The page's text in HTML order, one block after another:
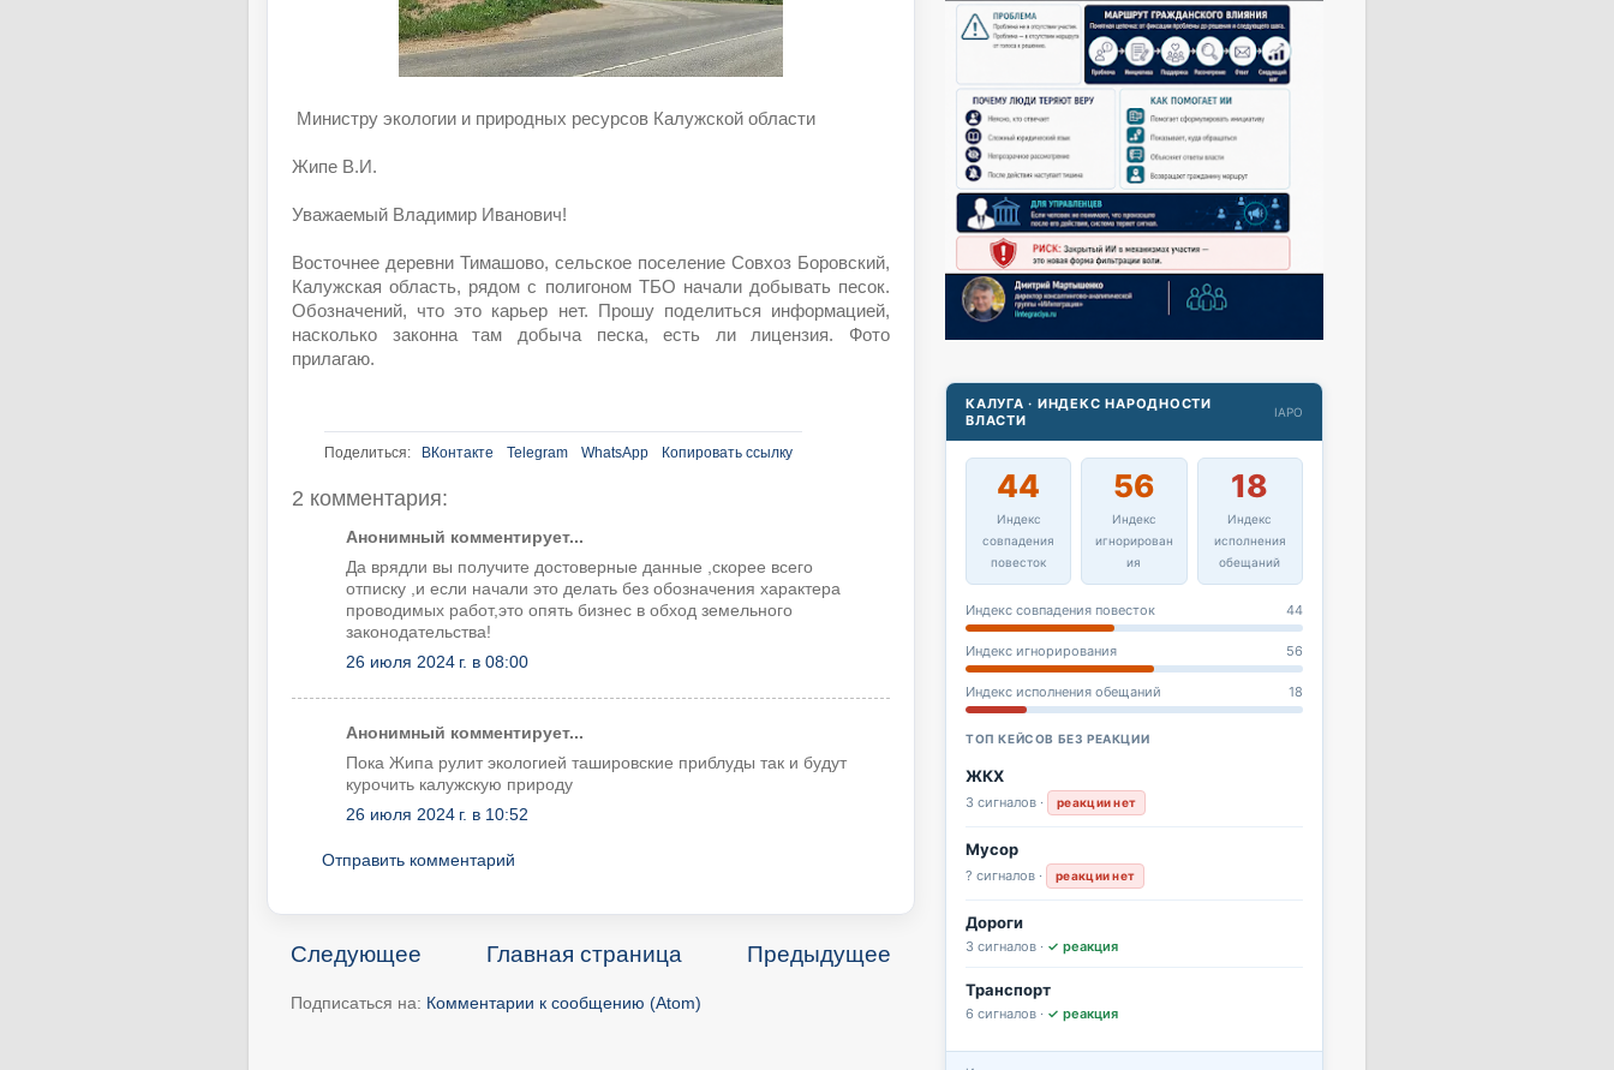
Министру экологии и природных ресурсов Калужской области
​​​​​​​​Жипе В.И.
Уважаемый Владимир Иванович!
Восточнее деревни Тимашово, сельское поселение Совхоз Боровский,
Калужская область, рядом с полигоном ТБО начали добывать песок.
Обозначений, что это карьер нет. Прошу поделиться информацией,
насколько законна там добыча песка, есть ли лицензия. Фото
прилагаю.
Поделиться: ВКонтакте Telegram WhatsApp Копировать ссылку
2 комментария:
Анонимный комментирует...
Да врядли вы получите достоверные данные ,скорее всего
отписку ,и если начали это делать без обозначения характера
проводимых работ,это опять бизнес в обход земельного
законодательства!
26 июля 2024 г. в 08:00
Анонимный комментирует...
Пока Жипа рулит экологией ташировские приблуды так и будут
курочить калужскую природу
26 июля 2024 г. в 10:52
Отправить комментарий
Следующее Предыдущее
Главная страница
Подписаться на: Комментарии к сообщению (Atom)
КАЛУГА · ИНДЕКС НАРОДНОСТИ
ВЛАСТИ
IAPO
44
Индекс
совпадения
повесток
56
Индекс
игнорирован
ия
18
Индекс
исполнения
обещаний
Индекс совпадения повесток 44
Индекс игнорирования 56
Индекс исполнения обещаний 18
ТОП КЕЙСОВ БЕЗ РЕАКЦИИ
ЖКХ
3 сигналов · реакции нет
Мусор
? сигналов · реакции нет
Дороги
3 сигналов · ✓ реакция
Транспорт
6 сигналов · ✓ реакция